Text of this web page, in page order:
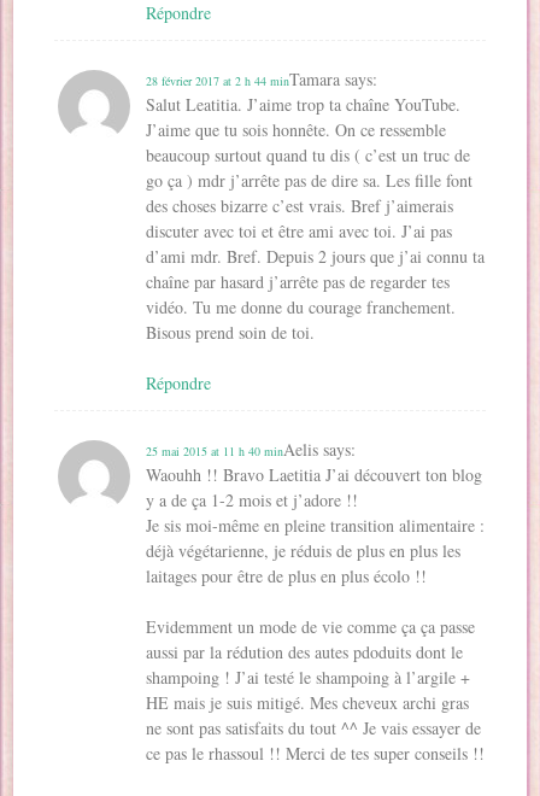
Répondre
Tamara says:
28 février 2017 at 2 h 44 min
Salut Leatitia. J’aime trop ta chaîne YouTube.
J’aime que tu sois honnête. On ce ressemble
beaucoup surtout quand tu dis ( c’est un truc de
go ça ) mdr j’arrête pas de dire sa. Les fille font
des choses bizarre c’est vrais. Bref j’aimerais
discuter avec toi et être ami avec toi. J’ai pas
d’ami mdr. Bref. Depuis 2 jours que j’ai connu ta
chaîne par hasard j’arrête pas de regarder tes
vidéo. Tu me donne du courage franchement.
Bisous prend soin de toi.
Répondre
Aelis says:
25 mai 2015 at 11 h 40 min
Waouhh !! Bravo Laetitia J’ai découvert ton blog
y a de ça 1-2 mois et j’adore !!
Je sis moi-même en pleine transition alimentaire :
déjà végétarienne, je réduis de plus en plus les
laitages pour être de plus en plus écolo !!
Evidemment un mode de vie comme ça ça passe
aussi par la rédution des autes pdoduits dont le
shampoing ! J’ai testé le shampoing à l’argile +
HE mais je suis mitigé. Mes cheveux archi gras
ne sont pas satisfaits du tout ^^ Je vais essayer de
ce pas le rhassoul !! Merci de tes super conseils !!